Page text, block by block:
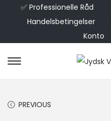
✅ Professionelle Råd
Handelsbetingelser
Konto
PREVIOUS